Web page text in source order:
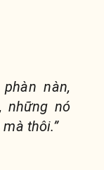
nàn,
những nó
thôi.”